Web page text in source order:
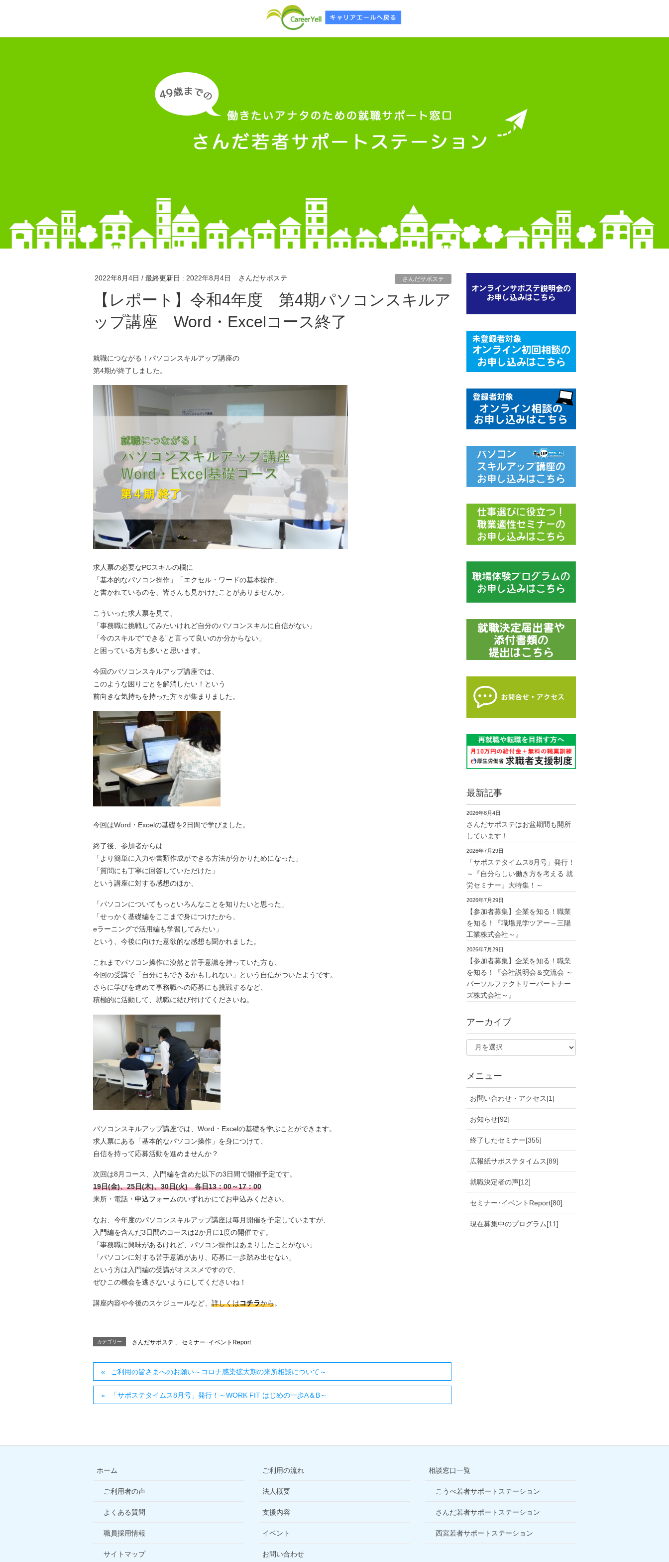
2022年8月4日 / 最終更新日 : 2022年8月4日 さんだサポステ さんだサポステ
【レポート】令和4年度 第4期パソコンスキルア
ップ講座 Word・Excelコース終了
就職につながる！パソコンスキルアップ講座の
第4期が終了しました。
求人票の必要なPCスキルの欄に
「基本的なパソコン操作」「エクセル・ワードの基本操作」
と書かれているのを、皆さんも見かけたことがありませんか。
こういった求人票を見て、
「事務職に挑戦してみたいけれど自分のパソコンスキルに自信がない」
「今のスキルで“できる”と言って良いのか分からない」
と困っている方も多いと思います。
今回のパソコンスキルアップ講座では、
このような困りごとを解消したい！という
前向きな気持ちを持った方々が集まりました。
今回はWord・Excelの基礎を2日間で学びました。
終了後、参加者からは
「より簡単に入力や書類作成ができる方法が分かりためになった」
「質問にも丁寧に回答していただけた」
という講座に対する感想のほか、
「パソコンについてもっといろんなことを知りたいと思った」
「せっかく基礎編をここまで身につけたから、
eラーニングで活用編も学習してみたい」
という、今後に向けた意欲的な感想も聞かれました。
これまでパソコン操作に漠然と苦手意識を持っていた方も、
今回の受講で「自分にもできるかもしれない」という自信がついたようです。
さらに学びを進めて事務職への応募にも挑戦するなど、
積極的に活動して、就職に結び付けてくださいね。
パソコンスキルアップ講座では、Word・Excelの基礎を学ぶことができます。
求人票にある「基本的なパソコン操作」を身につけて、
自信を持って応募活動を進めませんか？
次回は8月コース、入門編を含めた以下の3日間で開催予定です。
19日(金)、25日(木)、30日(火) 各日13：00～17：00
来所・電話・ 申込フォームのいずれかにてお申込みください。
なお、今年度のパソコンスキルアップ講座は毎月開催を予定していますが、
入門編を含んだ3日間のコースは2か月に1度の開催です。
「事務職に興味があるけれど、パソコン操作はあまりしたことがない」
「パソコンに対する苦手意識があり、応募に一歩踏み出せない」
という方は入門編の受講がオススメですので、
ぜひこの機会を逃さないようにしてくださいね！
講座内容や今後のスケジュールなど、 詳しくはコチラから。
カテゴリー さんだサポステ セミナー･イベントReport
ご利用の皆さまへのお願い～コロナ感染拡大期の来所相談について～
「サポステタイムス8月号」発行！～WORK FIT はじめの一歩A＆B～
最新記事
2026年8月4日
さんだサポステはお盆期間も開所
しています！
2026年7月29日
「サポステタイムス8月号」発行！
～『自分らしい働き方を考える 就
労セミナー』大特集！～
2026年7月29日
【参加者募集】企業を知る！職業
を知る！『職場見学ツアー～三陽
工業株式会社～』
2026年7月29日
【参加者募集】企業を知る！職業
を知る！『会社説明会＆交流会 ～
パーソルファクトリーパートナー
ズ株式会社～』
アーカイブ
メニュー
お問い合わせ・アクセス[1]
お知らせ[92]
終了したセミナー[355]
広報紙サポステタイムス[89]
就職決定者の声[12]
セミナー･イベントReport[80]
現在募集中のプログラム[11]
ホーム
ご利用者の声
よくある質問
職員採用情報
サイトマップ
ご利用の流れ
法人概要
支援内容
イベント
お問い合わせ
相談窓口一覧
こうべ若者サポートステーション
さんだ若者サポートステーション
西宮若者サポートステーション